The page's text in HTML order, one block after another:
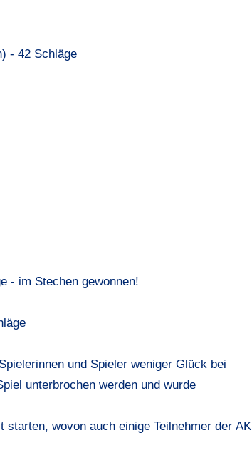
- 42 Schläge
- im Stechen gewonnen!
und Spieler weniger Glück bei
unterbrochen werden und wurde
wovon auch einige Teilnehmer der AK